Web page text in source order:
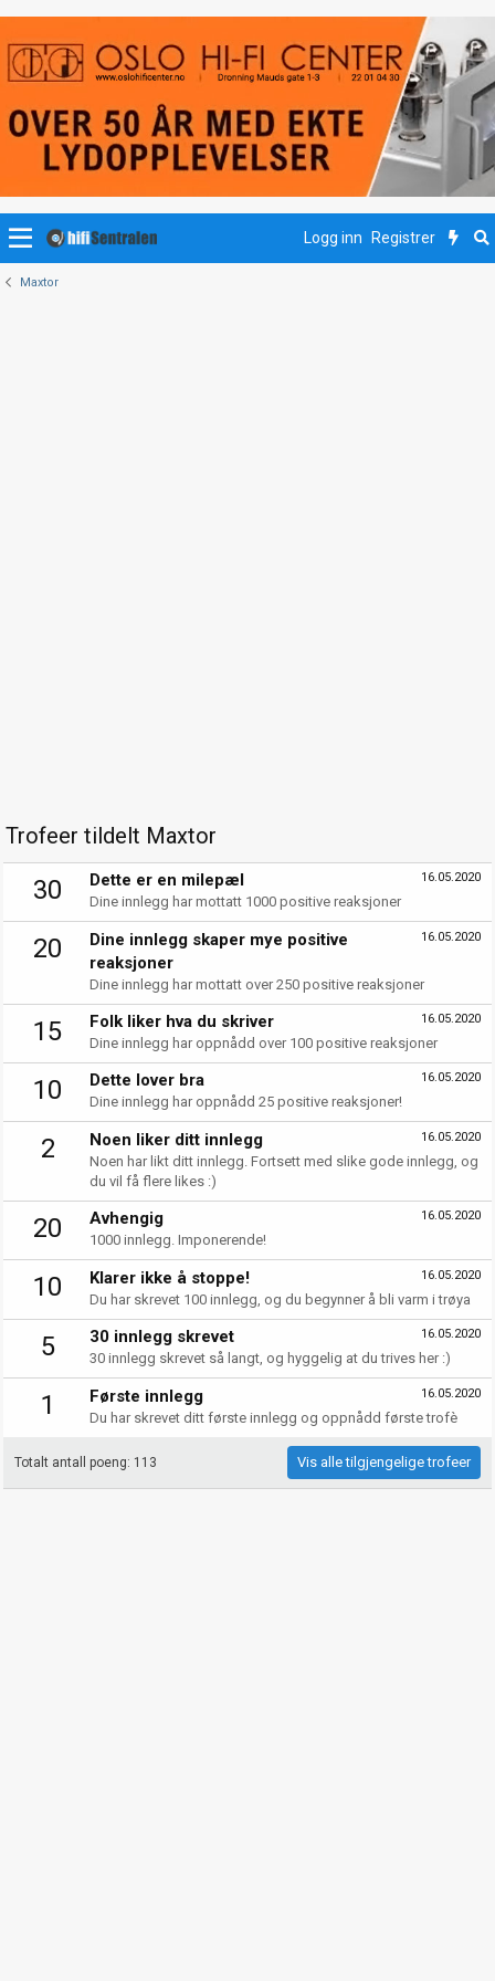
Logg inn Registrer
Maxtor
Trofeer tildelt Maxtor
30 16.05.2020
Dette er en milepæl
Dine innlegg har mottatt 1000 positive reaksjoner
20 16.05.2020
Dine innlegg skaper mye positive
reaksjoner
Dine innlegg har mottatt over 250 positive reaksjoner
15 16.05.2020
Folk liker hva du skriver
Dine innlegg har oppnådd over 100 positive reaksjoner
10 16.05.2020
Dette lover bra
Dine innlegg har oppnådd 25 positive reaksjoner!
2 16.05.2020
Noen liker ditt innlegg
Noen har likt ditt innlegg. Fortsett med slike gode innlegg, og
du vil få flere likes :)
20 16.05.2020
Avhengig
1000 innlegg. Imponerende!
10 16.05.2020
Klarer ikke å stoppe!
Du har skrevet 100 innlegg, og du begynner å bli varm i trøya
5 16.05.2020
30 innlegg skrevet
30 innlegg skrevet så langt, og hyggelig at du trives her :)
1 16.05.2020
Første innlegg
Du har skrevet ditt første innlegg og oppnådd første trofè
Totalt antall poeng: 113 Vis alle tilgjengelige trofeer